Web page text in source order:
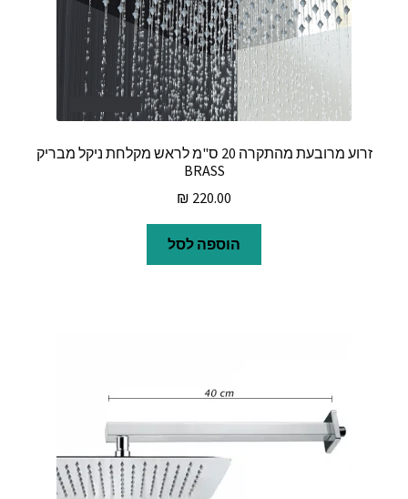
זרוע מרובעת מהתקרה 20 ס"מ לראש מקלחת ניקל מבריק
BRASS
₪ 220.00
הוספה לסל